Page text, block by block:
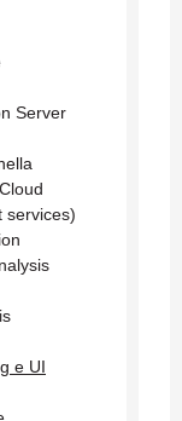
Server
services)
e UI